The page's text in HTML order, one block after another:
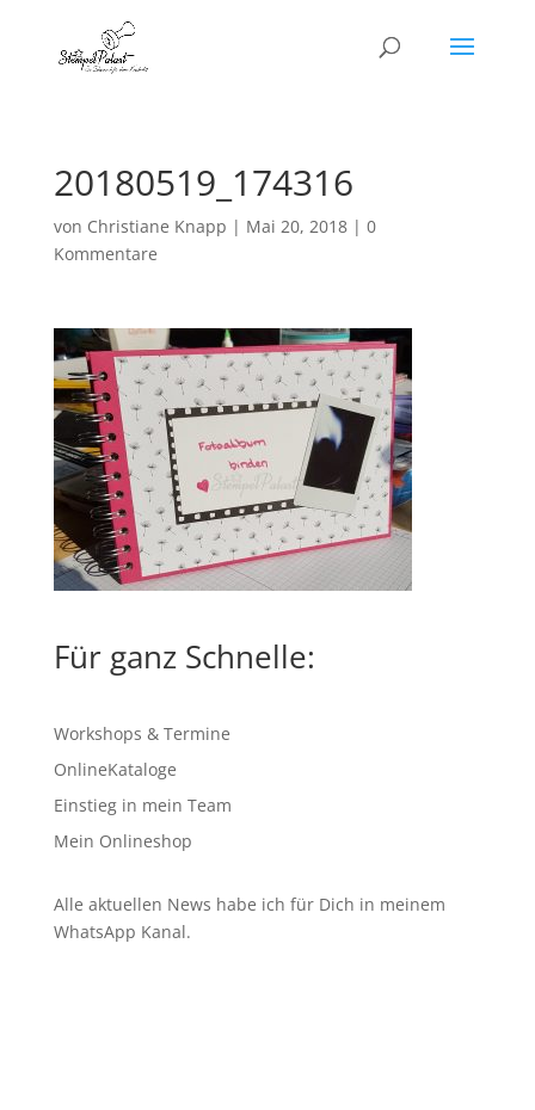
20180519_174316
von Christiane Knapp | Mai 20, 2018| 0
Kommentare
Für ganz Schnelle:
Workshops & Termine
OnlineKataloge
Einstieg in mein Team
Mein Onlineshop
Alle aktuellen News habe ich für Dich in meinem
WhatsApp Kanal.